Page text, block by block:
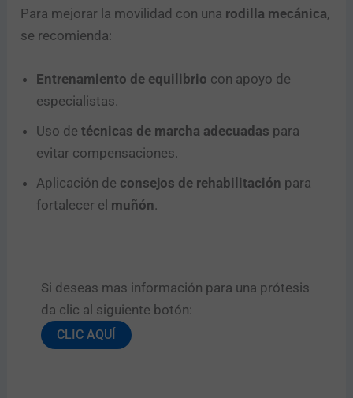
Para mejorar la movilidad con una rodilla mecánica,
se recomienda:
Entrenamiento de equilibrio con apoyo de
especialistas.
Uso detécnicas de marcha adecuadas para
evitar compensaciones.
Aplicación de consejos de rehabilitación para
fortalecer el muñón.
Si deseas mas información para una prótesis
da clic al siguiente botón:​
CLIC AQUÍ